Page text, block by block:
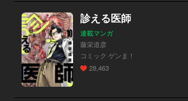
診える医師
連載マンガ
藤栄道彦
コミック ゲンま！
28,463